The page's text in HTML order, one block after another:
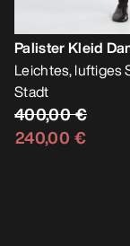
Palister Kleid
Leichtes, luftiges
Stadt
400,00 €
240,00 €